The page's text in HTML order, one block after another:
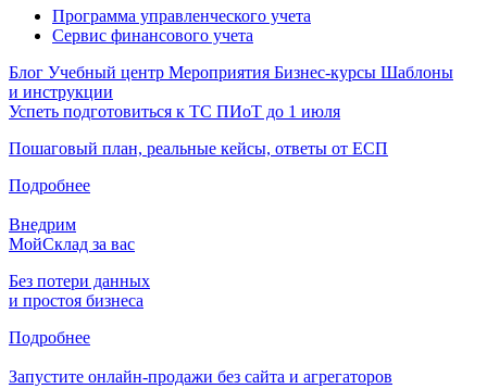
Программа управленческого учета
Сервис финансового учета
Блог Учебный центр Мероприятия Бизнес-курсы Шаблоны
и инструкции
Успеть подготовиться к ТС ПИоТ до 1 июля
Пошаговый план, реальные кейсы, ответы от ЕСП
Подробнее
Внедрим
МойСклад за вас
Без потери данных
и простоя бизнеса
Подробнее
Запустите онлайн-продажи без сайта и агрегаторов